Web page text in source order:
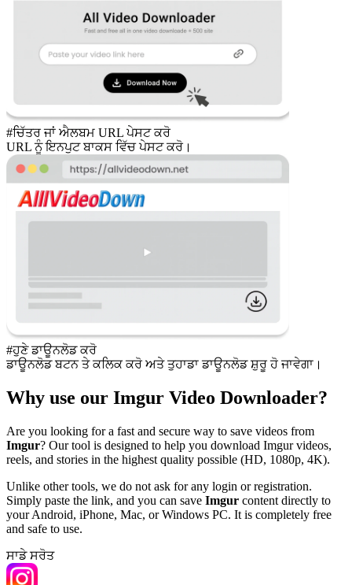
#ਚਿੱਤਰ ਜਾਂ ਐਲਬਮ URL ਪੇਸਟ ਕਰੋ
URL ਨੂੰ ਇਨਪੁਟ ਬਾਕਸ ਵਿੱਚ ਪੇਸਟ ਕਰੋ।
#ਹੁਣੇ ਡਾਊਨਲੋਡ ਕਰੋ
ਡਾਊਨਲੋਡ ਬਟਨ ਤੇ ਕਲਿਕ ਕਰੋ ਅਤੇ ਤੁਹਾਡਾ ਡਾਊਨਲੋਡ ਸ਼ੁਰੂ ਹੋ ਜਾਵੇਗਾ।
Why use our Imgur Video Downloader?
Are you looking for a fast and secure way to save videos from
Imgur? Our tool is designed to help you download Imgur videos,
reels, and stories in the highest quality possible (HD, 1080p, 4K).
Unlike other tools, we do not ask for any login or registration.
Simply paste the link, and you can save Imgur content directly to
your Android, iPhone, Mac, or Windows PC. It is completely free
and safe to use.
ਸਾਡੇ ਸਰੋਤ